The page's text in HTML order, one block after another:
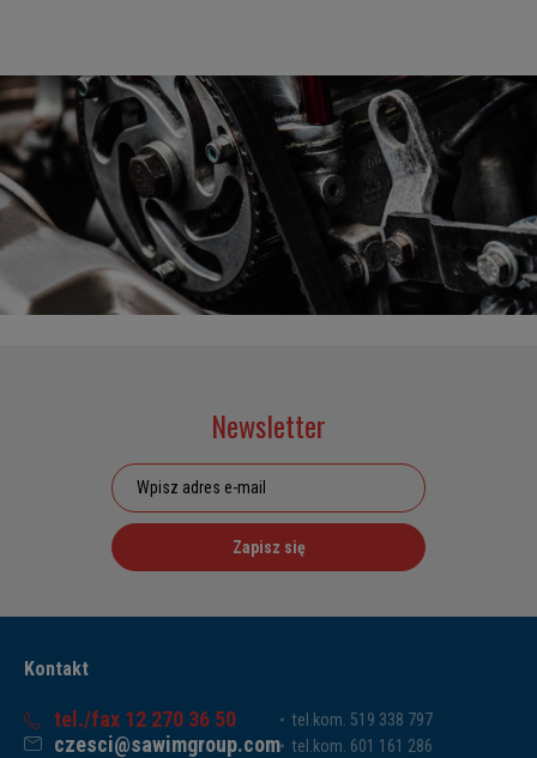
Newsletter
Zapisz się
Kontakt
tel./fax 12 270 36 50
czesci@sawimgroup.com
tel.kom. 519 338 797
tel.kom. 601 161 286